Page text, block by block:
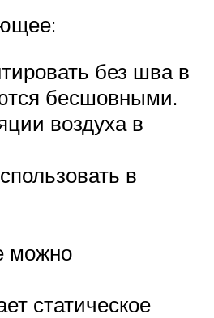
без шва в
бесшовными.
воздуха в
в
можно
статическое